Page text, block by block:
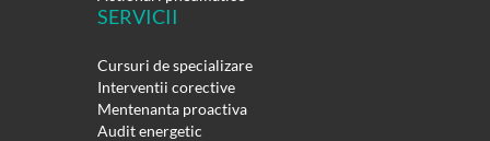
SERVICII
Cursuri de specializare
Interventii corective
Mentenanta proactiva
Audit energetic